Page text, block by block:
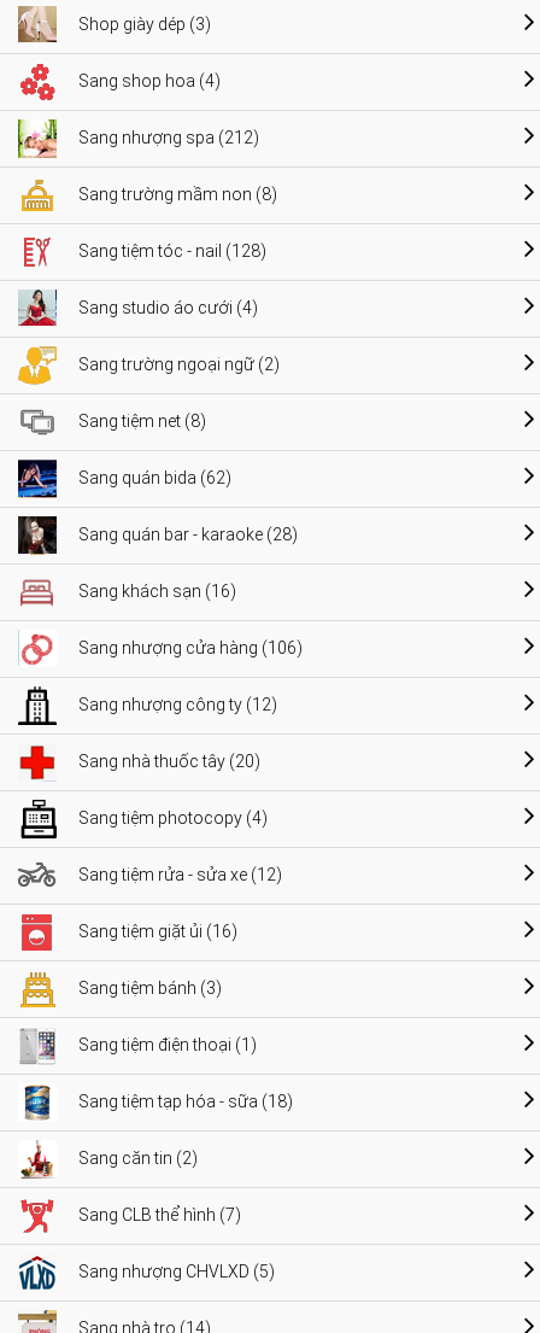
Shop giày dép (3)
Sang shop hoa (4)
Sang nhượng spa (212)
Sang trường mầm non (8)
Sang tiệm tóc - nail (128)
Sang studio áo cưới (4)
Sang trường ngoại ngữ (2)
Sang tiệm net (8)
Sang quán bida (62)
Sang quán bar - karaoke (28)
Sang khách sạn (16)
Sang nhượng cửa hàng (106)
Sang nhượng công ty (12)
Sang nhà thuốc tây (20)
Sang tiệm photocopy (4)
Sang tiệm rửa - sửa xe (12)
Sang tiệm giặt ủi (16)
Sang tiệm bánh (3)
Sang tiệm điện thoại (1)
Sang tiệm tạp hóa - sữa (18)
Sang căn tin (2)
Sang CLB thể hình (7)
Sang nhượng CHVLXD (5)
Sang nhà trọ (14)